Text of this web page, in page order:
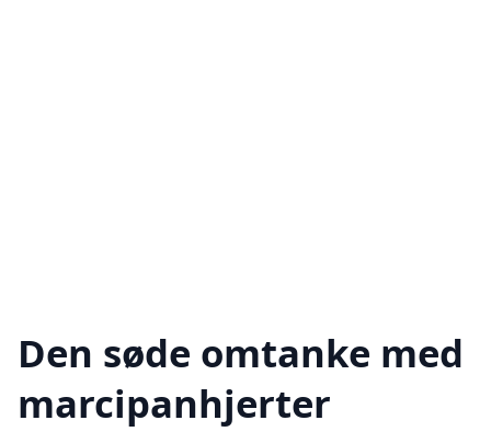
Den søde omtanke med
marcipanhjerter